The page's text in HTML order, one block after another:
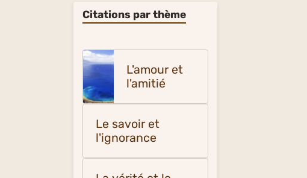
Citations par thème
L'amour et
l'amitié
Le savoir et
l'ignorance